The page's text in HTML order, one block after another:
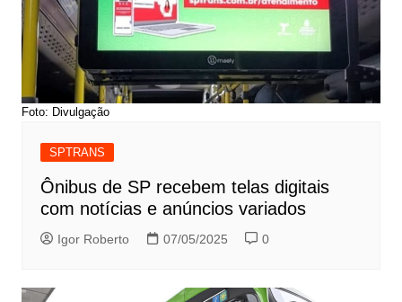
Foto: Divulgação
SPTRANS
Ônibus de SP recebem telas digitais
com notícias e anúncios variados
Igor Roberto 07/05/2025 0